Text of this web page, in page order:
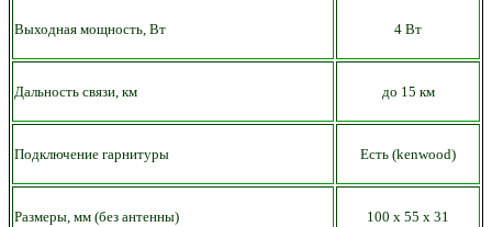
Выходная мощность, Вт 4 Вт
Дальность связи, км до 15 км
Подключение гарнитуры Есть (kenwood)
Размеры, мм (без антенны) 100 х 55 х 31